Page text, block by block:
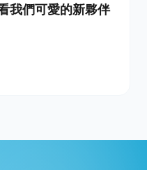
我們可愛的新夥伴